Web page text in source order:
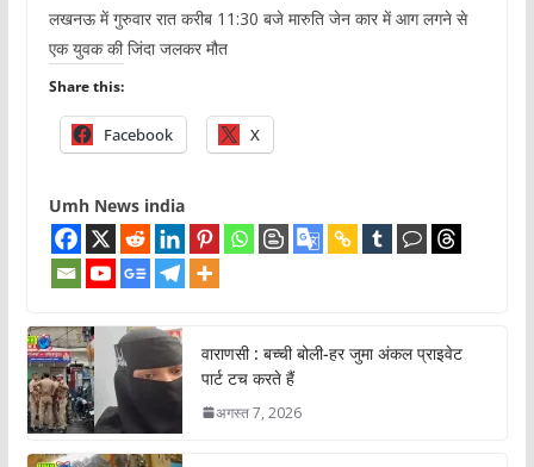
लखनऊ में गुरुवार रात करीब 11:30 बजे मारुति जेन कार में आग लगने से
एक युवक की जिंदा जलकर मौत
Share this:
Facebook X
Umh News india
वाराणसी : बच्ची बोली-हर जुमा अंकल प्राइवेट
पार्ट टच करते हैं
अगस्त 7, 2026